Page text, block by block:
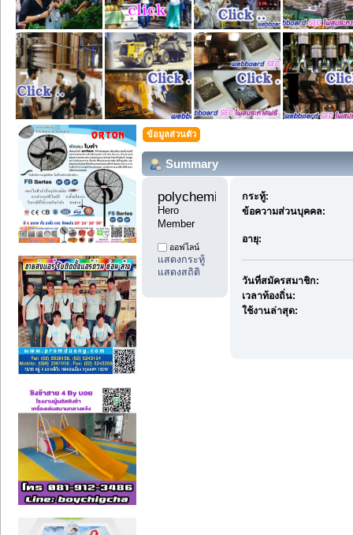
ข้อมูลส่วนตัว
Summary
polychemicals11
Hero
Member
ออฟไลน์
แสดงกระทู้
แสดงสถิติ
กระทู้:
ข้อความส่วนบุคคล:
อายุ:
วันที่สมัครสมาชิก:
เวลาท้องถิ่น:
ใช้งานล่าสุด: